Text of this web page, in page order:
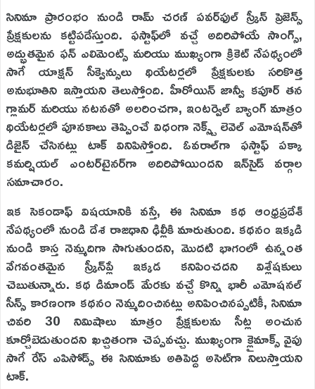
సినిమా ప్రారంభం నుండి రామ్ చరణ్ పవర్‌ఫుల్ స్క్రీన్ ప్రెజెన్స్
ప్రేక్షకులను కట్టిపడేస్తుంది. ఫస్టాఫ్‌లో వచ్చే అదిరిపోయే సాంగ్స్,
అద్భుతమైన ఫన్ ఎలిమెంట్స్ మరియు ముఖ్యంగా క్రికెట్ నేపథ్యంలో
సాగే యాక్షన్ సీక్వెన్సులు థియేటర్లలో ప్రేక్షకులకు సరికొత్త
అనుభూతిని ఇస్తాయని తెలుస్తోంది. హీరోయిన్ జాన్వీ కపూర్ తన
గ్లామర్ మరియు నటనతో అలరించగా, ఇంటర్వెల్ బ్యాంగ్ మాత్రం
థియేటర్లలో పూనకాలు తెప్పించే విధంగా నెక్స్ట్ లెవెల్ ఎమోషన్‌తో
డిజైన్ చేసినట్లు టాక్ వినిపిస్తోంది. ఓవరాల్‌గా ఫస్టాఫ్ పక్కా
కమర్షియల్ ఎంటర్‌టైనర్‌గా అదిరిపోయిందని ఇన్‌సైడ్ వర్గాల
సమాచారం.
ఇక సెకండాఫ్ విషయానికి వస్తే, ఈ సినిమా కథ ఆంధ్రప్రదేశ్
నేపథ్యంలో నుండి దేశ రాజధాని ఢిల్లీకి మారుతుంది. కథనం ఇక్కడి
నుండి కాస్త నెమ్మదిగా సాగుతుందని, మొదటి భాగంలో ఉన్నంత
వేగవంతమైన స్క్రీన్‌ప్లే ఇక్కడ కనిపించదని విశ్లేషకులు
చెబుతున్నారు. కథ డిమాండ్ మేరకు వచ్చే కొన్ని భారీ ఎమోషనల్
సీన్స్ కారణంగా కథనం నెమ్మదించినట్లు అనిపించినప్పటికీ, సినిమా
చివరి 30 నిమిషాలు మాత్రం ప్రేక్షకులను సీట్ల అంచున
కూర్చోబెడుతుందని ఖచ్చితంగా చెప్పవచ్చు. ముఖ్యంగా క్లైమాక్స్ వైపు
సాగే రేస్ ఎపిసోడ్స్ ఈ సినిమాకు అతిపెద్ద అసెట్‌గా నిలుస్తాయని
టాక్.